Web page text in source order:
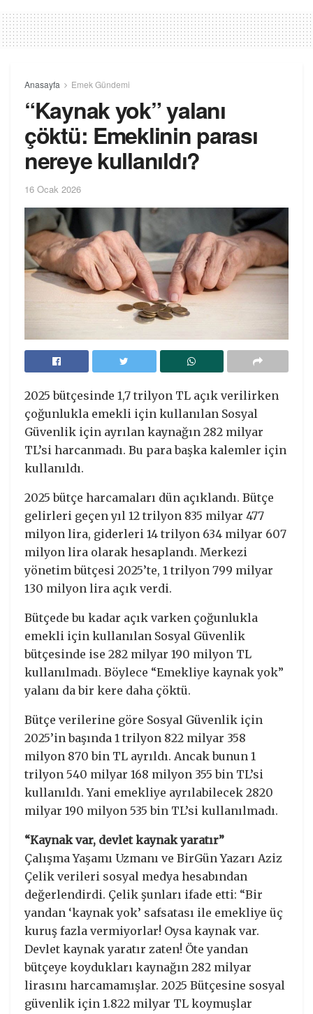
Anasayfa Emek Gündemi
“Kaynak yok” yalanı
çöktü: Emeklinin parası
nereye kullanıldı?
16 Ocak 2026
2025 bütçesinde 1,7 trilyon TL açık verilirken
çoğunlukla emekli için kullanılan Sosyal
Güvenlik için ayrılan kaynağın 282 milyar
TL’si harcanmadı. Bu para başka kalemler için
kullanıldı.
2025 bütçe harcamaları dün açıklandı. Bütçe
gelirleri geçen yıl 12 trilyon 835 milyar 477
milyon lira, giderleri 14 trilyon 634 milyar 607
milyon lira olarak hesaplandı. Merkezi
yönetim bütçesi 2025’te, 1 trilyon 799 milyar
130 milyon lira açık verdi.
Bütçede bu kadar açık varken çoğunlukla
emekli için kullanılan Sosyal Güvenlik
bütçesinde ise 282 milyar 190 milyon TL
kullanılmadı. Böylece “Emekliye kaynak yok”
yalanı da bir kere daha çöktü.
Bütçe verilerine göre Sosyal Güvenlik için
2025’in başında 1 trilyon 822 milyar 358
milyon 870 bin TL ayrıldı. Ancak bunun 1
trilyon 540 milyar 168 milyon 355 bin TL’si
kullanıldı. Yani emekliye ayrılabilecek 2820
milyar 190 milyon 535 bin TL’si kullanılmadı.
“Kaynak var, devlet kaynak yaratır”
Çalışma Yaşamı Uzmanı ve BirGün Yazarı Aziz
Çelik verileri sosyal medya hesabından
değerlendirdi. Çelik şunları ifade etti: “Bir
yandan ‘kaynak yok’ safsatası ile emekliye üç
kuruş fazla vermiyorlar! Oysa kaynak var.
Devlet kaynak yaratır zaten! Öte yandan
bütçeye koydukları kaynağın 282 milyar
lirasını harcamamışlar. 2025 Bütçesine sosyal
güvenlik için 1.822 milyar TL koymuşlar